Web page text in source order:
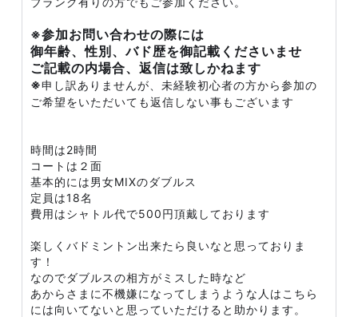
※参加お問い合わせの際には
御年齢、性別、バド歴を御記載くださいませ
ご記載の内場合、返信は致しかねます
※申し訳ありませんが、未経験初心者の方から参加の
ご希望をいただいても返信しない事もございます
時間は2時間
コートは２面
基本的には男女MIXのダブルス
定員は18名
費用はシャトル代で500円頂戴しております
楽しくバドミントン出来たら良いなと思っておりま
す！
なのでダブルスの相方がミスした時など
あからさまに不機嫌になってしまうような人はこちら
には向いてないと思っていただけると助かります。